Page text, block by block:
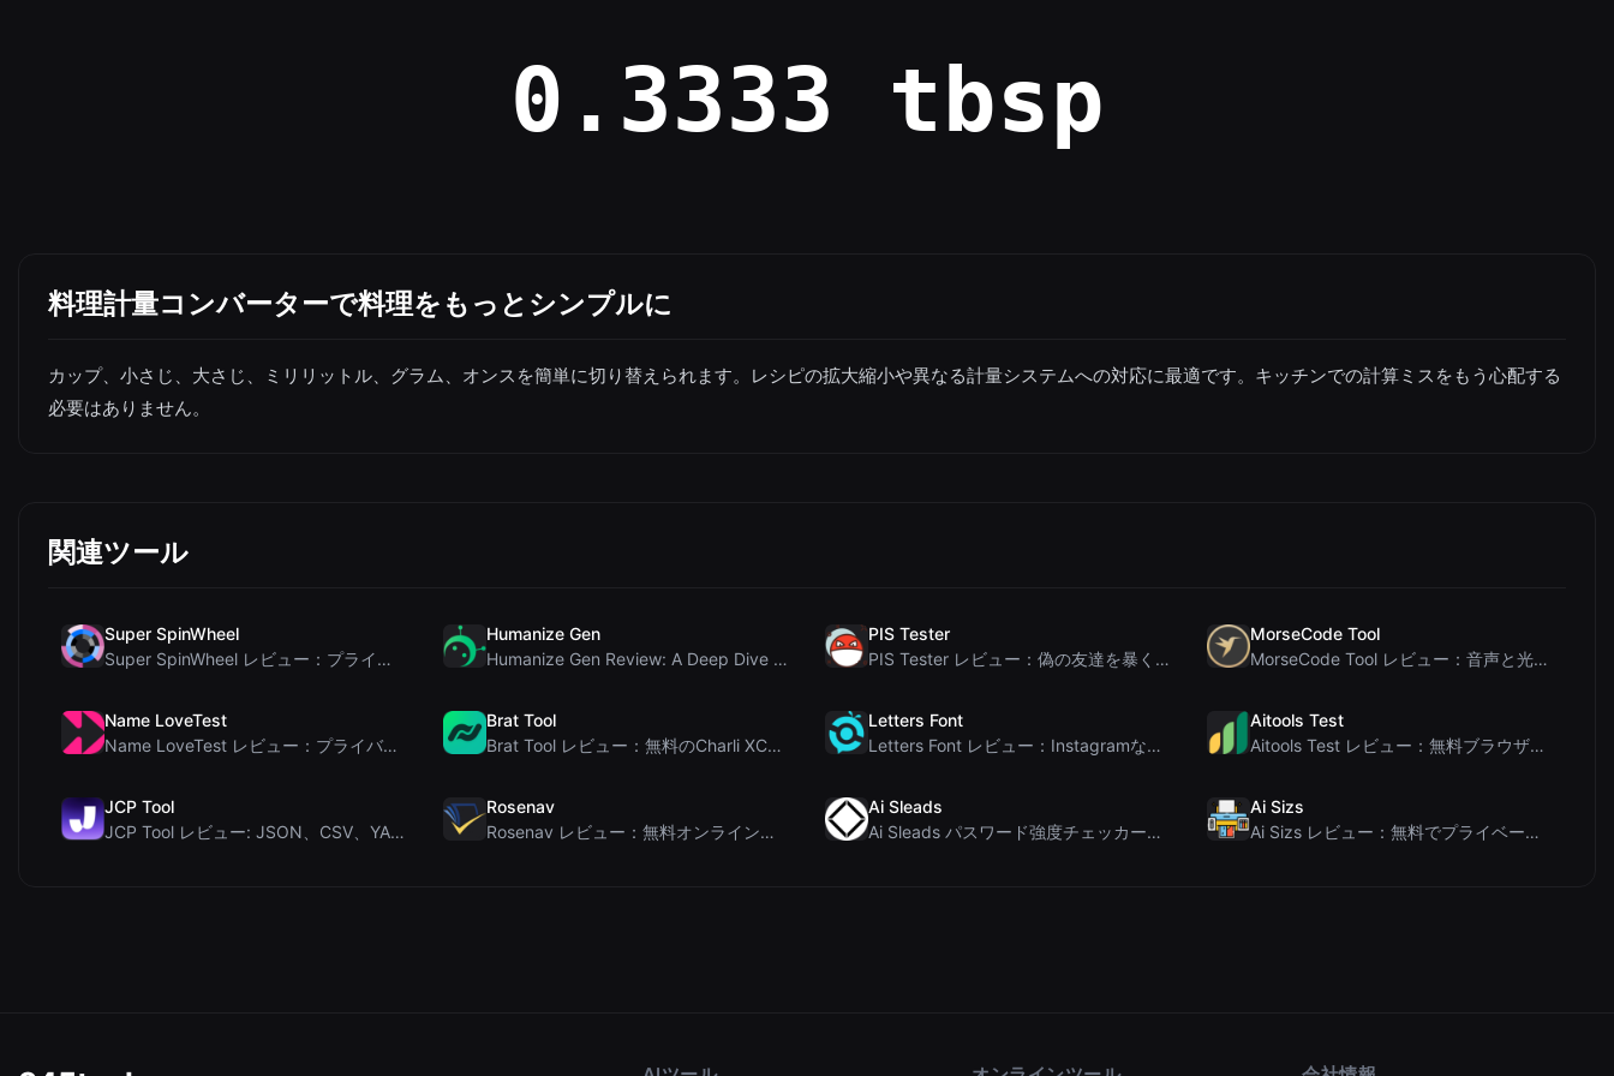
0.3333 tbsp
料理計量コンバーターで料理をもっとシンプルに
カップ、小さじ、大さじ、ミリリットル、グラム、オンスを簡単に切り替えられます。レシピの拡大縮小や異なる計量システムへの対応に最適です。キッチンでの計算ミスをもう心配する
必要はありません。
関連ツール
Super SpinWheel
Super SpinWheel レビュー：プライバシー最優先の無料ホイールスピナーでランダム抽選
Humanize Gen
Humanize Gen Review: A Deep Dive into This Free AI...
PIS Tester
PIS Tester レビュー：偽の友達を暴く、AI完全排除の友情クイズ
MorseCode Tool
MorseCode Tool レビュー：音声と光を備えた無料オンラインテキスト⇔モールス信号変換ツー...
Name LoveTest
Name LoveTest レビュー：プライバシー重視で画像を共有できる恋愛相性計算ツール
Brat Tool
Brat Tool レビュー：無料のCharli XCX風Bratテキスト生成ツール
Letters Font
Letters Font レビュー：Instagramなどで使える無料Unicodeフォントジェネレ...
Aitools Test
Aitools Test レビュー：無料ブラウザベースのAI検出器、トークンカウンター、コスト見積も...
JCP Tool
JCP Tool レビュー: JSON、CSV、YAML、XML対応の無料クライアントサイドデータ変...
Rosenav
Rosenav レビュー：無料オンラインコサイン類似度チェッカー＆テキスト差分ツール
Ai Sleads
Ai Sleads パスワード強度チェッカーレビュー：ゼロアップロード、リアルタイムエントロピー分析
Ai Sizs
Ai Sizs レビュー：無料でプライベートな画像類似度比較・ぼけ検出ツール